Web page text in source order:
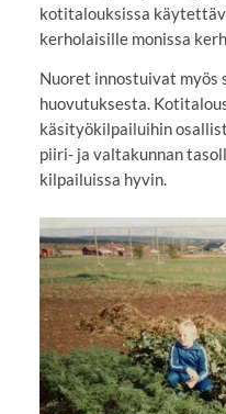
kotitalouksissa
kerholaisille monissa
Nuoret innostuivat myös
huovutuksesta.
käsityökilpailuihin
piiri- ja valtakunnan
kilpailuissa hyvin.